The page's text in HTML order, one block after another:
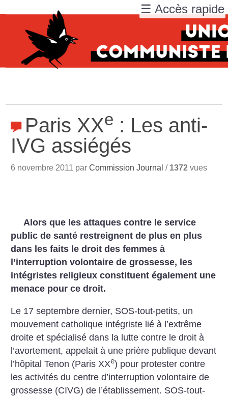
Paris XXe : Les anti-
IVG assiégés
6 novembre 2011 parCommission Journal / 1372 vues
Alors que les attaques contre le service
public de santé restreignent de plus en plus
dans les faits le droit des femmes à
l’interruption volontaire de grossesse, les
intégristes religieux constituent également une
menace pour ce droit.
Le 17 septembre dernier, SOS-tout-petits, un
mouvement catholique intégriste lié à l’extrême
droite et spécialisé dans la lutte contre le droit à
l’avortement, appelait à une prière publique devant
l’hôpital Tenon (Paris XXe) pour protester contre
les activités du centre d’interruption volontaire de
grossesse (CIVG) de l’établissement. SOS-tout-
☰ Accès rapide